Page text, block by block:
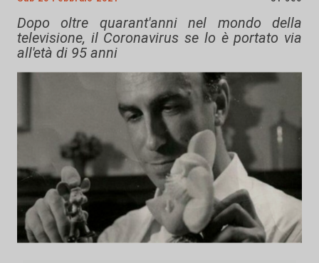
Dopo oltre quarant'anni nel mondo della
televisione, il Coronavirus se lo è portato via
all'età di 95 anni